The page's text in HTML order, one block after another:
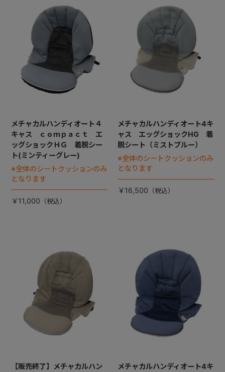
メチャカルハンディオート４
キャス ｃｏｍｐａｃｔ エ
ッグショックＨＧ 着脱シー
ト(ミンティーグレー)
※全体のシートクッションのみ
となります
￥11,000
メチャカルハンディオート4キ
ャス エッグショックHG 着
脱シート（ミストブルー）
※全体のシートクッションのみ
となります
￥16,500
【販売終了】メチャカルハン
メチャカルハンディオート4キ